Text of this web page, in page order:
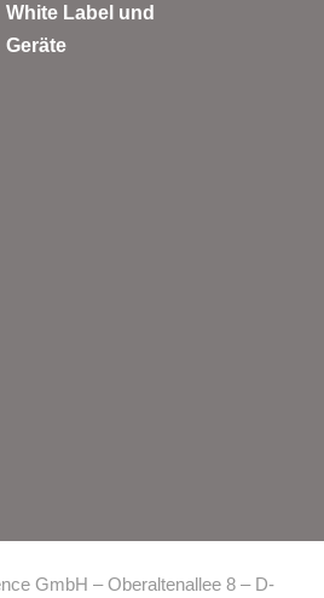
White Label und
Geräte
GmbH – Oberaltenallee 8 – D-